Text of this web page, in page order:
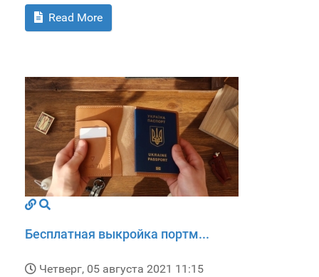
Read More
Бесплатная выкройка портм...
Четверг, 05 августа 2021 11:15